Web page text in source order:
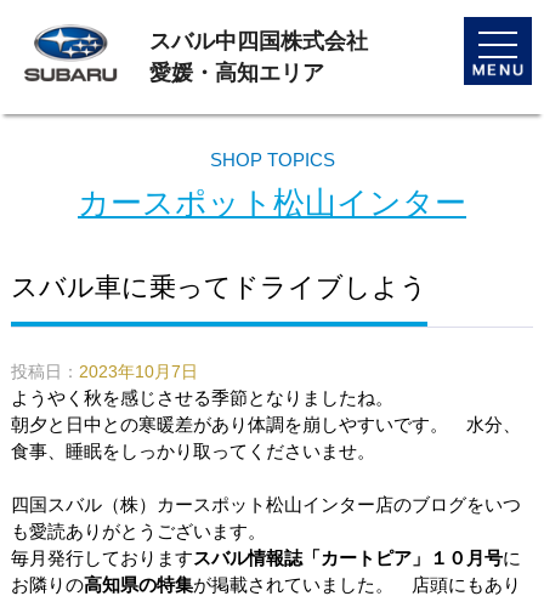
toggle
スバル中四国株式会社
愛媛・高知エリア
SHOP TOPICS
カースポット松山インター
スバル車に乗ってドライブしよう
投稿日： 2023年10月7日
ようやく秋を感じさせる季節となりましたね。
朝夕と日中との寒暖差があり体調を崩しやすいです。 水分、
食事、睡眠をしっかり取ってくださいませ。
四国スバル（株）カースポット松山インター店のブログをいつ
も愛読ありがとうございます。
毎月発行しておりますスバル情報誌「カートピア」１０月号に
お隣りの高知県の特集が掲載されていました。 店頭にもあり